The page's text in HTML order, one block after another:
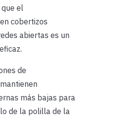
el
cobertizos
abiertas es un
de
más bajas para
de la polilla de la